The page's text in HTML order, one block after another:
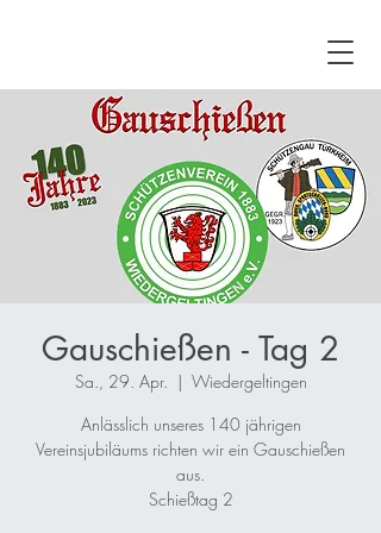
Gauschießen - Tag 2
Sa., 29. Apr.
  |
Wiedergeltingen
Anlässlich unseres 140 jährigen
Vereinsjubiläums richten wir ein Gauschießen
aus.
Schießtag 2